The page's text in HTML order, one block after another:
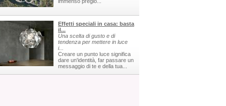
Effetti speciali in casa: basta
il...
Una scelta di gusto e di
tendenza per mettere in luce
i...
Creare un punto luce significa
dare un'identità, far passare un
messaggio di te e della tua...